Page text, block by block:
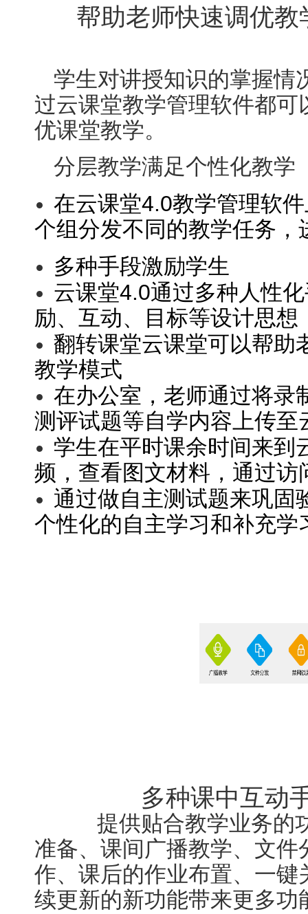
帮助老师快速调优
学生对讲授知识的掌握情
过云课堂教学管理软件都
优课堂教学。
分层教学满足个性化教学
在云课堂4.0教学管理软
个组分发不同的教学任务
多种手段激励学生
云课堂4.0通过多种人性
励、互动、目标等设计思
翻转课堂云课堂可以帮助
教学模式
在办公室，老师通过将录
测评试题等自学内容上传至
学生在平时课余时间来到
频，查看图文材料，通过
通过做自主测试题来巩固
个性化的自主学习和补充学
多种课中互动
提供贴合教学业务的
准备、课间广播教学、文
作、课后的作业布置、一
续更新的新功能带来更多功